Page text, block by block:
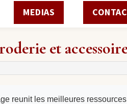
MEDIAS
et
reunit les meilleures